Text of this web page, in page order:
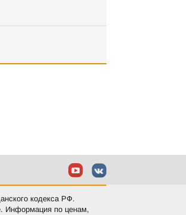
кодекса РФ.
Информация по ценам,